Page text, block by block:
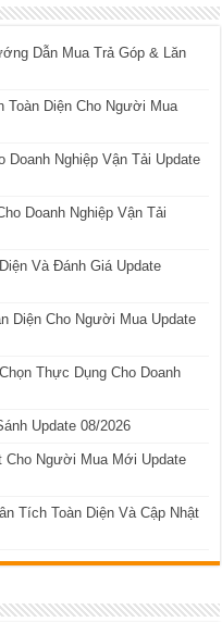
Dẫn Mua Trả Góp & Lăn
Toàn Diện Cho Người Mua
Nghiệp Vận Tải Update
Doanh Nghiệp Vận Tải
Và Đánh Giá Update
Diện Cho Người Mua Update
Thực Dụng Cho Doanh
Update 08/2026
Cho Người Mua Mới Update
Tích Toàn Diện Và Cập Nhật